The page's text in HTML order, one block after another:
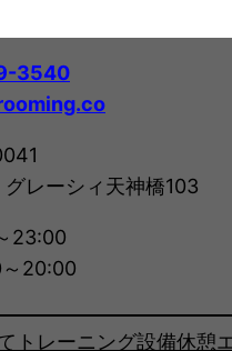
3540
レーシィ天神橋103
23:00
20:00
トレーニング設備休憩